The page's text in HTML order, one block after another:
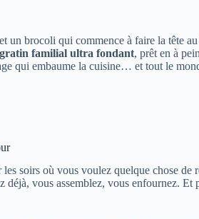
un brocoli qui commence à faire la tête
gratin familial ultra fondant, prêt en à
qui embaume la cuisine… et tout le
les soirs où vous voulez quelque chose de
déjà, vous assemblez, vous enfournez.